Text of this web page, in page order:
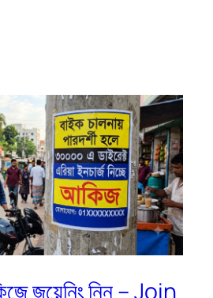
জয়েনিং নিন – Join